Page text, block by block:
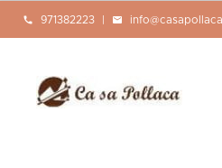
call 971382223 mail